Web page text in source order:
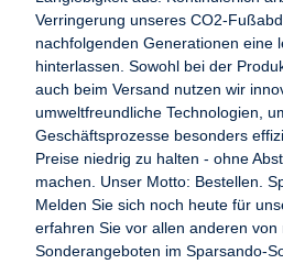
Verringerung unseres CO2-
nachfolgenden Generationen eine
hinterlassen. Sowohl bei der
auch beim Versand nutzen wir
umweltfreundliche Technologien,
Geschäftsprozesse besonders
Preise niedrig zu halten - ohne
machen. Unser Motto: Bestellen.
Melden Sie sich noch heute für
erfahren Sie vor allen anderen
Sonderangeboten im Sparsando-